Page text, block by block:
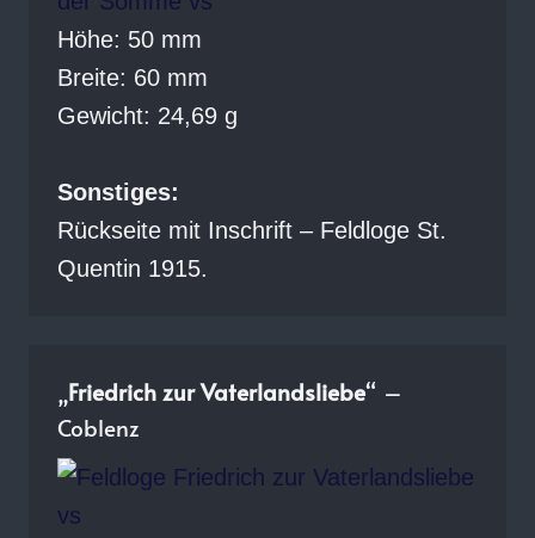
Höhe: 50 mm
Breite: 60 mm
Gewicht: 24,69 g
Sonstiges:
Rückseite mit Inschrift – Feldloge St.
Quentin 1915.
„Friedrich zur Vaterlandsliebe“ –
Coblenz